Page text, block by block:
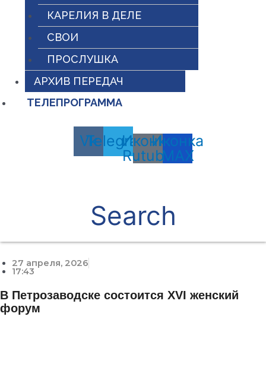
КАРЕЛИЯ В ДЕЛЕ
СВОИ
ПРОСЛУШКА
АРХИВ ПЕРЕДАЧ
ТЕЛЕПРОГРАММА
Vk
Telegram
Иконка
Rutube
Иконка
MAX
Search
27 апреля, 2026
17:43
В Петрозаводске состоится XVI женский
форум